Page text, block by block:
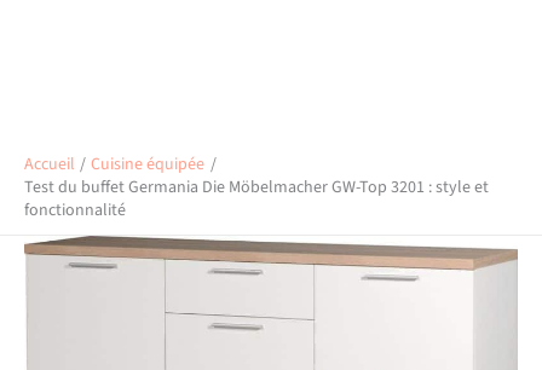
Accueil
Cuisine équipée
Test du buffet Germania Die Möbelmacher GW-Top 3201 : style et
fonctionnalité